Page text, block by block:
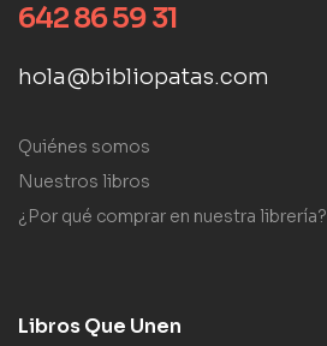
642 86 59 31
hola@bibliopatas.com
Quiénes somos
Nuestros libros
¿Por qué comprar en nuestra librería?
Libros Que Unen